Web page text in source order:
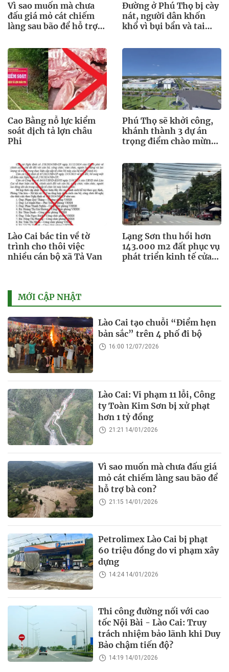
Vì sao muốn mà chưa
đấu giá mỏ cát chiếm
làng sau bão để hỗ trợ
Đường ở Phú Thọ bị cày
nát, người dân khốn
khổ vì bụi bẩn và tai
Cao Bằng nỗ lực kiểm
soát dịch tả lợn châu
Phi
Phú Thọ sẽ khởi công,
khánh thành 3 dự án
trọng điểm chào mừng
Lào Cai bác tin về tờ
trình cho thôi việc
nhiều cán bộ xã Tả Van
Lạng Sơn thu hồi hơn
143.000 m2 đất phục vụ
phát triển kinh tế cửa
MỚI CẬP NHẬT
Lào Cai tạo chuỗi “Điểm hẹn
bản sắc” trên 4 phố đi bộ
16:00 12/07/2026
Lào Cai: Vi phạm 11 lỗi, Công
ty Toàn Kim Sơn bị xử phạt
hơn 1 tỷ đồng
21:21 14/01/2026
Vì sao muốn mà chưa đấu giá
mỏ cát chiếm làng sau bão để
hỗ trợ bà con?
21:15 14/01/2026
Petrolimex Lào Cai bị phạt
60 triệu đồng do vi phạm xây
dựng
14:24 14/01/2026
Thi công đường nối với cao
tốc Nội Bài - Lào Cai: Truy
trách nhiệm bảo lãnh khi Duy
Bảo chậm tiến độ?
14:19 14/01/2026